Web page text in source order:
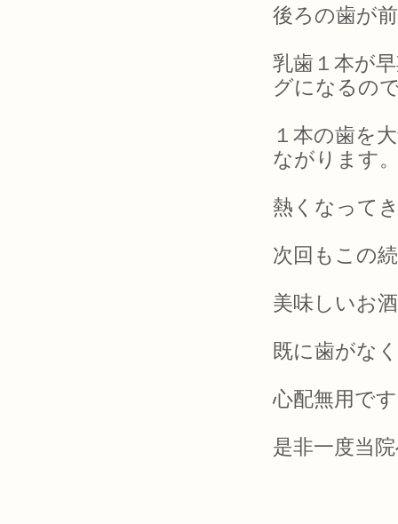
後ろの歯が
乳歯１本が
グになるの
１本の歯を
ながります
熱くなって
次回もこの
美味しいお
既に歯がな
心配無用で
是非一度当